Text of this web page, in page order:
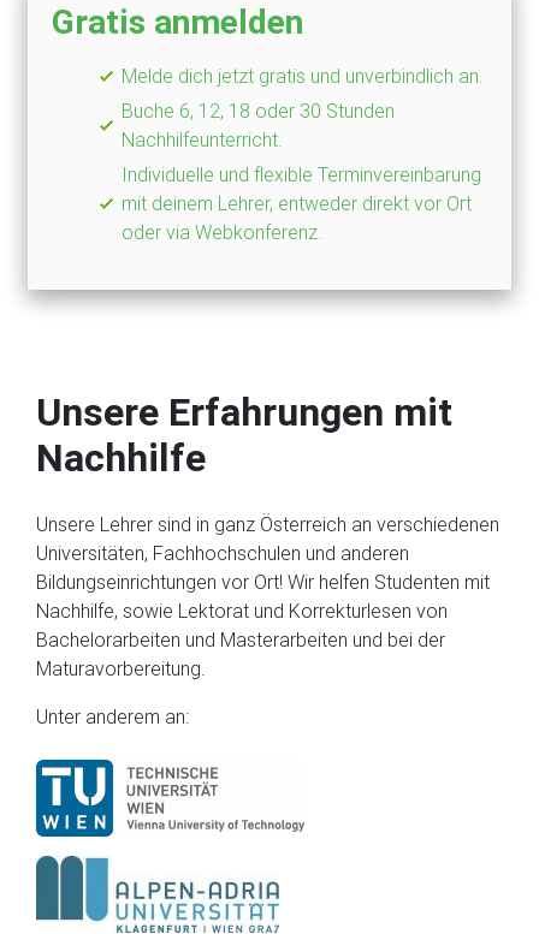
Gratis anmelden
Melde dich jetzt gratis und unverbindlich an.
Buche 6, 12, 18 oder 30 Stunden
Nachhilfeunterricht.
Individuelle und flexible Terminvereinbarung
mit deinem Lehrer, entweder direkt vor Ort
oder via Webkonferenz.
Unsere Erfahrungen mit
Nachhilfe
Unsere Lehrer sind in ganz Österreich an verschiedenen
Universitäten, Fachhochschulen und anderen
Bildungseinrichtungen vor Ort! Wir helfen Studenten mit
Nachhilfe, sowie Lektorat und Korrekturlesen von
Bachelorarbeiten und Masterarbeiten und bei der
Maturavorbereitung.
Unter anderem an: